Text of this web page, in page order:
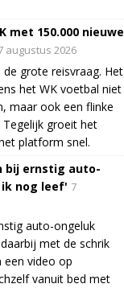
met 150.000 nieuwe
augustus 2026
grote reisvraag. Het
het WK voetbal niet
maar ook een flinke
Tegelijk groeit het
platform snel.
bij ernstig auto-
nog leef' 7
auto-ongeluk
met de schrik
een video op
vanuit bed met